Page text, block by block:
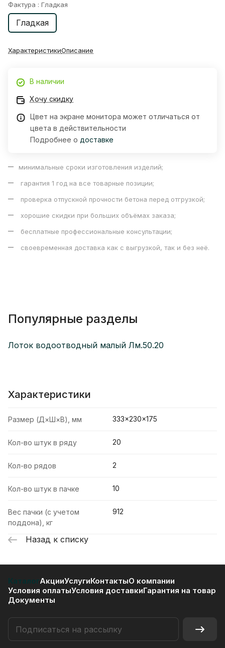
Фактура : Гладкая
Гладкая
ХарактеристикиОписание
В наличии
Хочу скидку
Цвет на экране монитора может отличаться от
цвета в действительности
Подробнее о доставке
минимальные сроки изготовления изделий;
гарантия 1 год на все товарные позиции;
проверка отпускной прочности бетона перед отгрузкой;
хорошие скидки при больших объёмах заказа;
бесплатные профессиональные консультации;
своевременная доставка как с выгрузкой, так и без неё.
Популярные разделы
Лоток водоотводный малый Лм.50.20
Характеристики
Размер (Д×Ш×В), мм 333×230×175
Кол-во штук в ряду 20
Кол-во рядов 2
Кол-во штук в пачке 10
Вес пачки (с учетом
поддона), кг
912
Назад к списку
КаталогАкцииУслугиКонтактыО компании
Условия оплатыУсловия доставкиГарантия на товар
Документы